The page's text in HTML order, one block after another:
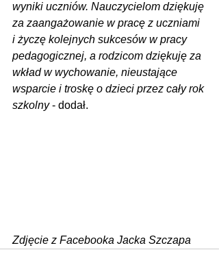
wyniki uczniów. Nauczycielom dziękuję
za zaangażowanie w pracę z uczniami
i życzę kolejnych sukcesów w pracy
pedagogicznej, a rodzicom dziękuję za
wkład w wychowanie, nieustające
wsparcie i troskę o dzieci przez cały rok
szkolny - dodał.
Zdjęcie z Facebooka Jacka Szczapa